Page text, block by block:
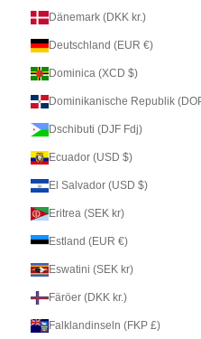
Dänemark (DKK kr.)
Deutschland (EUR €)
Dominica (XCD $)
Dschibuti (DJF Fdj)
Ecuador (USD $)
El Salvador (USD $)
Eritrea (SEK kr)
Estland (EUR €)
Eswatini (SEK kr)
Färöer (DKK kr.)
Falklandinseln (FKP £)